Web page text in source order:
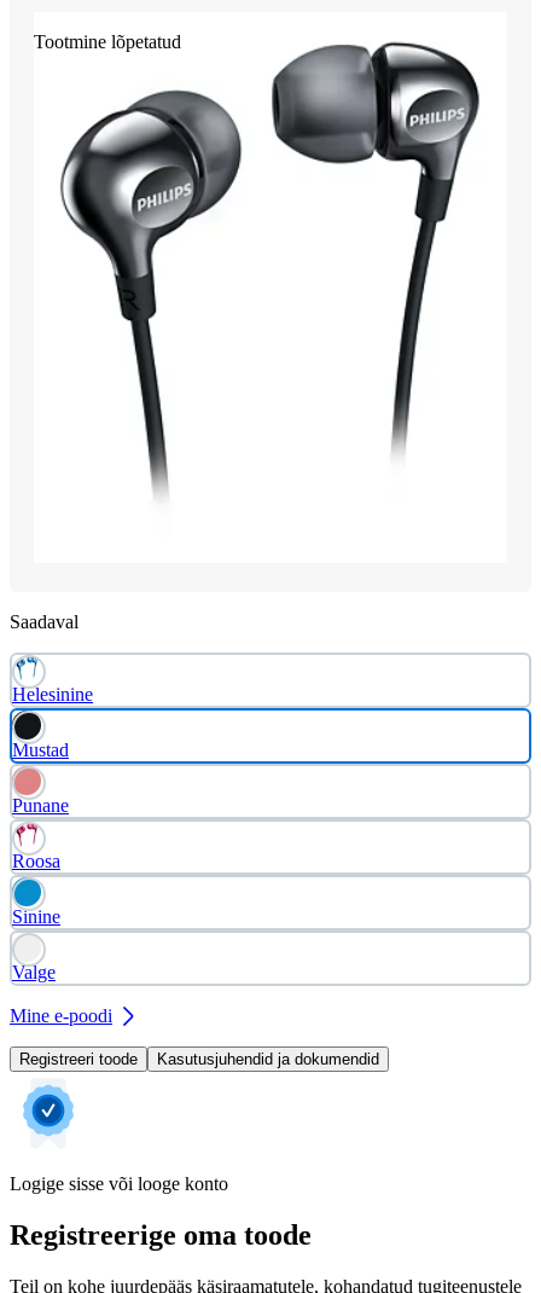
Tootmine lõpetatud
Saadaval
Helesinine
Mustad
Punane
Roosa
Sinine
Valge
Mine e-poodi
Registreeri toode Kasutusjuhendid ja dokumendid
Logige sisse või looge konto
Registreerige oma toode
Teil on kohe juurdepääs käsiraamatutele, kohandatud tugiteenustele